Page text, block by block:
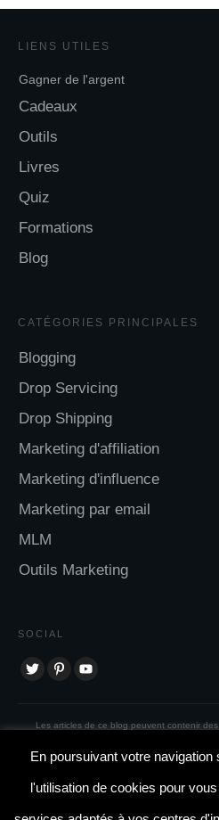
LIENS UTILES
Gagner de l'argent
Cadeaux
Outils
Livres
Quiz
Formations
Blog
CATÉGORIES PRINCIPALES
Blogging
Drop Servicing
Drop Shipping
Marketing d'affiliation
Marketing d'influence
Marketing par email
MLM
Outils Marketing
SOCIAL
Les articles de ce blog peuvent contenir
En poursuivant votre
l'utilisation de cookies pour